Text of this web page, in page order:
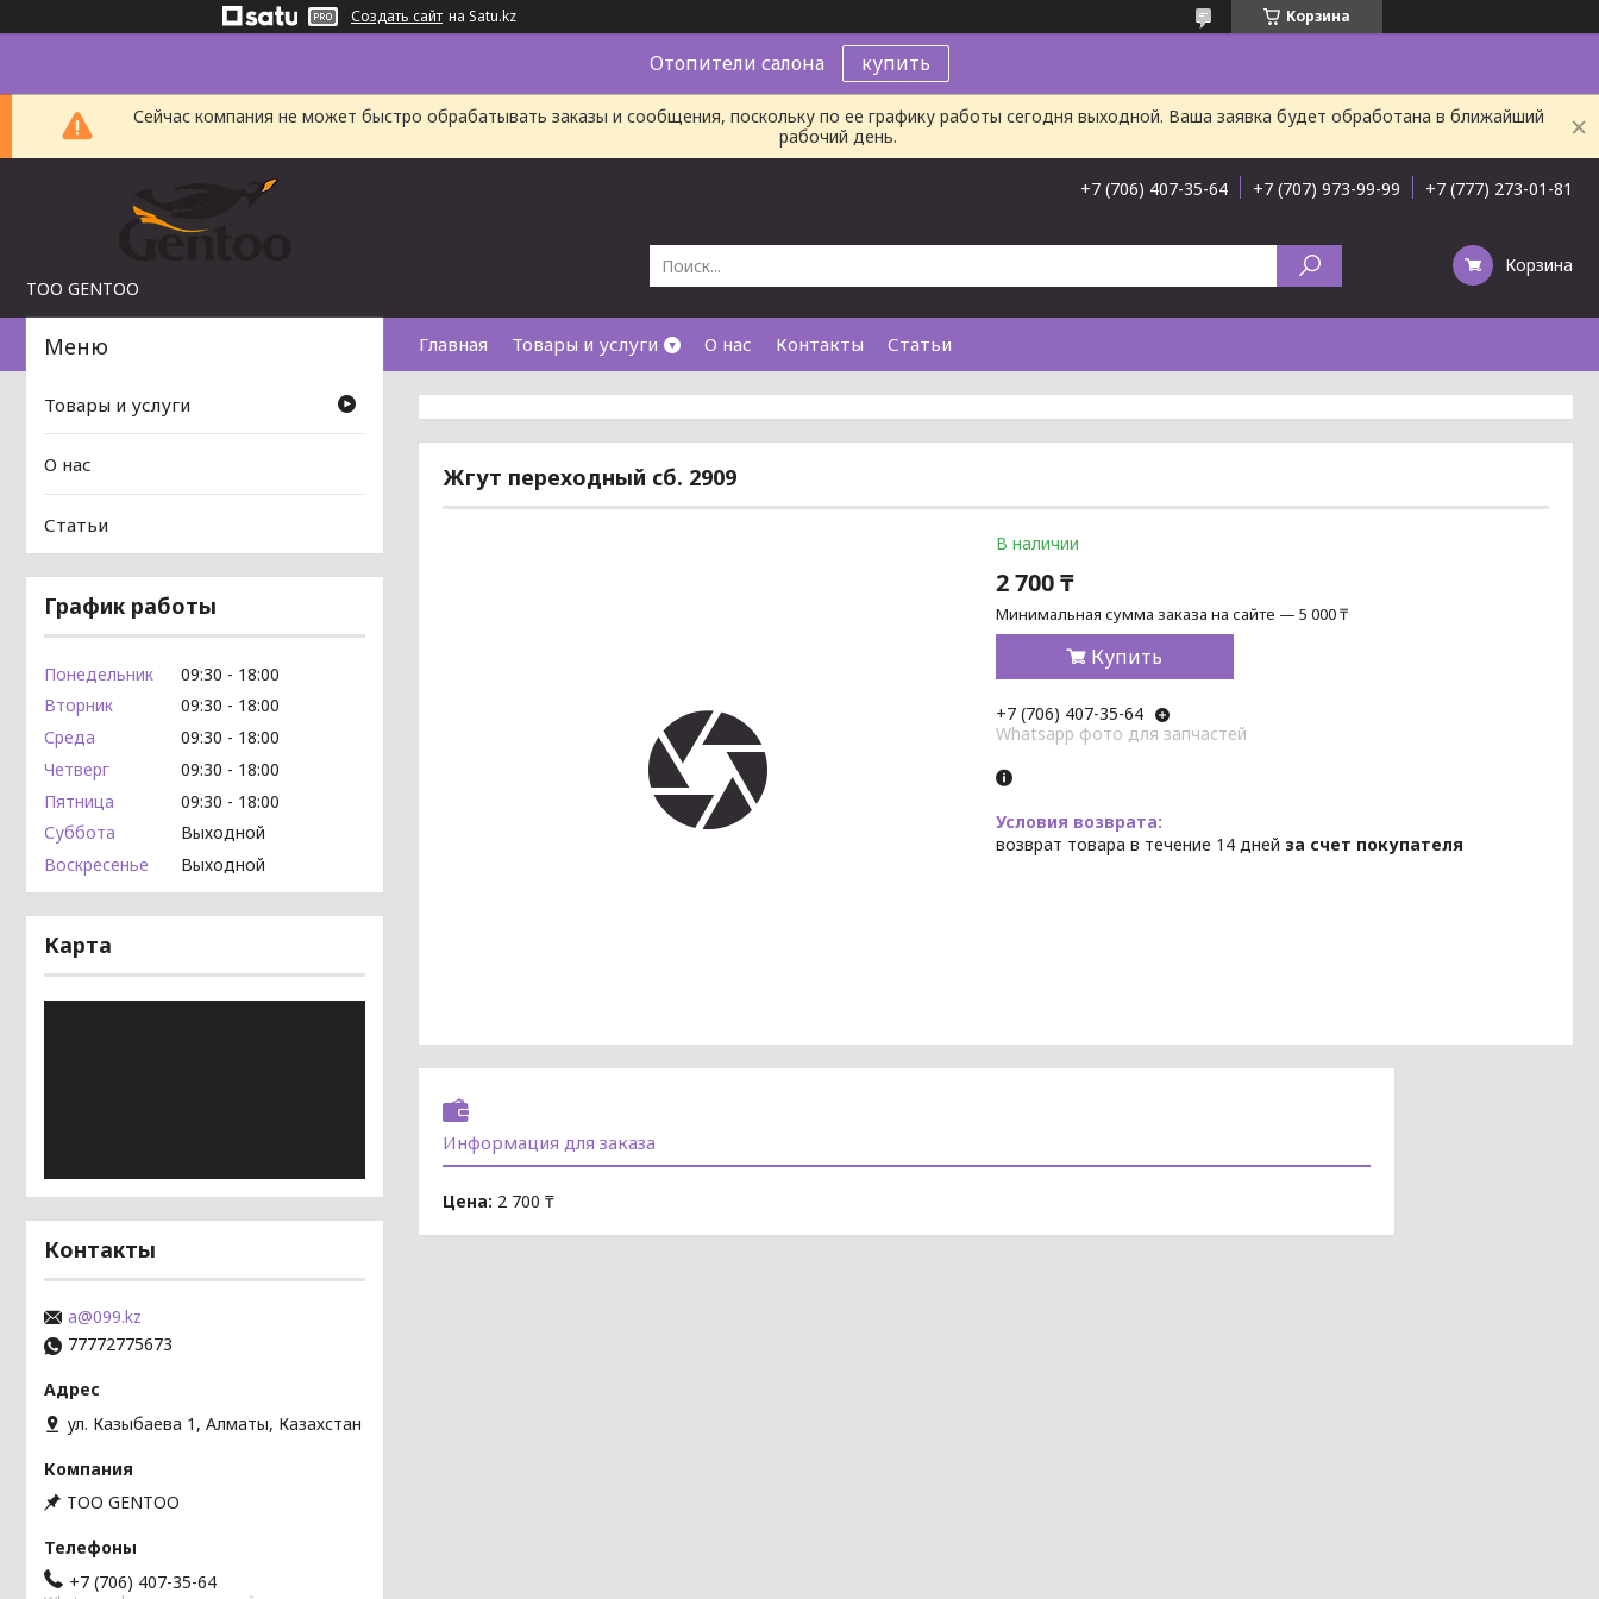
Создать сайт на Satu.kz Корзина
Отопители салона купить
Сейчас компания не может быстро обрабатывать заказы и сообщения, поскольку по ее графику работы сегодня выходной. Ваша заявка будет обработана в ближайший
рабочий день.
TOO GENTOO
+7 (706) 407-35-64 +7 (707) 973-99-99 +7 (777) 273-01-81
Корзина
Главная Товары и услуги О нас Контакты Статьи
Жгут переходный сб. 2909
В наличии
2 700 ₸
Минимальная сумма заказа на сайте — 5 000 ₸
Купить
+7 (706) 407-35-64
Whatsapp фото для запчастей
возврат товара в течение 14 дней за счет покупателя
Информация для заказа
Цена: 2 700 ₸
Товары и услуги
О нас
Статьи
График работы
Понедельник 09:30
18:00
Вторник
09:30
18:00
Среда
09:30
18:00
Четверг
09:30
18:00
Пятница
09:30
18:00
Суббота
Выходной
Воскресенье
Выходной
Карта
Контакты
a@099.kz
77772775673
ул. Казыбаева 1, Алматы, Казахстан
TOO GENTOO
+7 (706) 407-35-64